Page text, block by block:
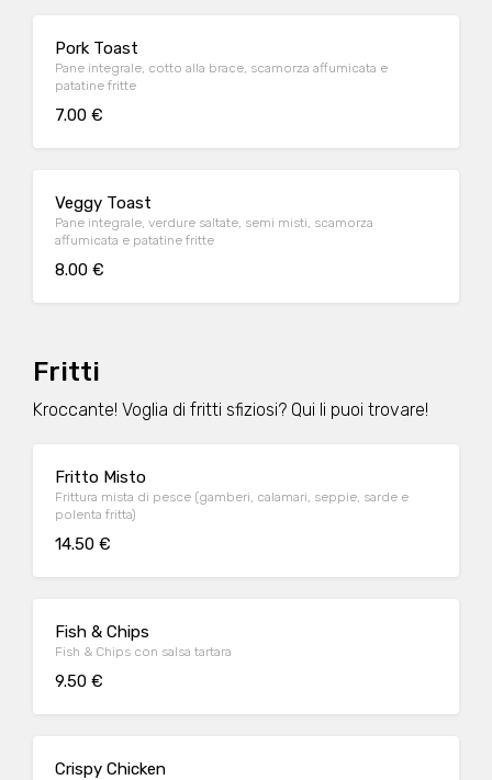
Pork Toast
Pane integrale, cotto alla brace, scamorza affumicata e
patatine fritte
7.00 €
Veggy Toast
Pane integrale, verdure saltate, semi misti, scamorza
affumicata e patatine fritte
8.00 €
Fritti
Kroccante! Voglia di fritti sfiziosi? Qui li puoi trovare!
Fritto Misto
Frittura mista di pesce (gamberi, calamari, seppie, sarde e
polenta fritta)
14.50 €
Fish & Chips
Fish & Chips con salsa tartara
9.50 €
Crispy Chicken